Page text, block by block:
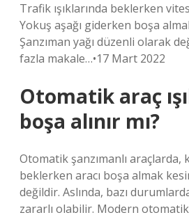
Trafik ışıklarında beklerken
Yokuş aşağı giderken boşa
Şanzıman yağı düzenli olarak
fazla makale…•17 Mart 2022
Otomatik araç
boşa alınır mı?
Otomatik şanzımanlı araçlarda,
beklerken aracı boşa almak
değildir. Aslında, bazı
zararlı olabilir. Modern otomatik